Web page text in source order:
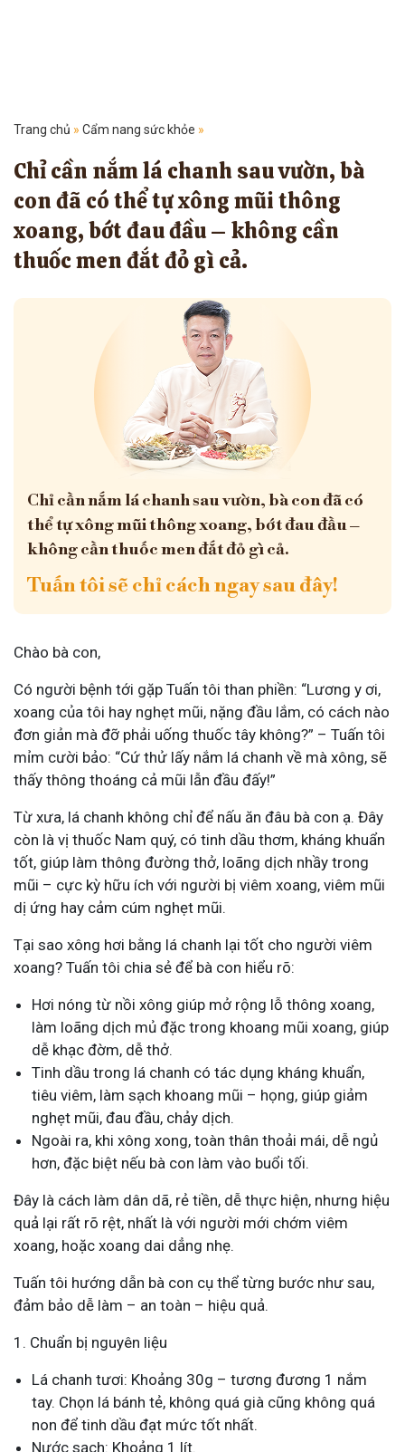
Trang chủ » Cẩm nang sức khỏe »
Chỉ cần nắm lá chanh sau vườn, bà
con đã có thể tự xông mũi thông
xoang, bớt đau đầu – không cần
thuốc men đắt đỏ gì cả.
Chỉ cần nắm lá chanh sau vườn, bà con đã có
thể tự xông mũi thông xoang, bớt đau đầu –
không cần thuốc men đắt đỏ gì cả.
Tuấn tôi sẽ chỉ cách ngay sau đây!
Chào bà con,
Có người bệnh tới gặp Tuấn tôi than phiền: “Lương y ơi,
xoang của tôi hay nghẹt mũi, nặng đầu lắm, có cách nào
đơn giản mà đỡ phải uống thuốc tây không?” – Tuấn tôi
mỉm cười bảo: “Cứ thử lấy nắm lá chanh về mà xông, sẽ
thấy thông thoáng cả mũi lẫn đầu đấy!”
Từ xưa, lá chanh không chỉ để nấu ăn đâu bà con ạ. Đây
còn là vị thuốc Nam quý, có tinh dầu thơm, kháng khuẩn
tốt, giúp làm thông đường thở, loãng dịch nhầy trong
mũi – cực kỳ hữu ích với người bị viêm xoang, viêm mũi
dị ứng hay cảm cúm nghẹt mũi.
Tại sao xông hơi bằng lá chanh lại tốt cho người viêm
xoang? Tuấn tôi chia sẻ để bà con hiểu rõ:
Hơi nóng từ nồi xông giúp mở rộng lỗ thông xoang,
làm loãng dịch mủ đặc trong khoang mũi xoang, giúp
dễ khạc đờm, dễ thở.
Tinh dầu trong lá chanh có tác dụng kháng khuẩn,
tiêu viêm, làm sạch khoang mũi – họng, giúp giảm
nghẹt mũi, đau đầu, chảy dịch.
Ngoài ra, khi xông xong, toàn thân thoải mái, dễ ngủ
hơn, đặc biệt nếu bà con làm vào buổi tối.
Đây là cách làm dân dã, rẻ tiền, dễ thực hiện, nhưng hiệu
quả lại rất rõ rệt, nhất là với người mới chớm viêm
xoang, hoặc xoang dai dẳng nhẹ.
Tuấn tôi hướng dẫn bà con cụ thể từng bước như sau,
đảm bảo dễ làm – an toàn – hiệu quả.
1. Chuẩn bị nguyên liệu
Lá chanh tươi: Khoảng 30g – tương đương 1 nắm
tay. Chọn lá bánh tẻ, không quá già cũng không quá
non để tinh dầu đạt mức tốt nhất.
Nước sạch: Khoảng 1 lít.